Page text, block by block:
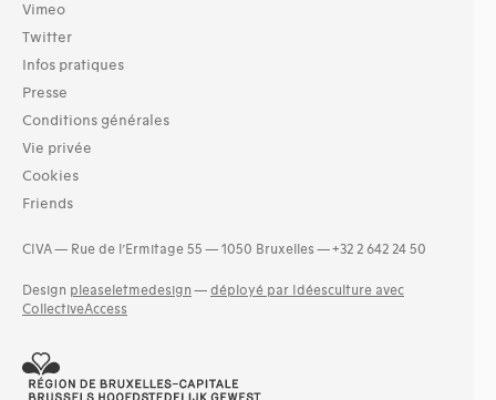
Vimeo
Twitter
Infos pratiques
Presse
Conditions générales
Vie privée
Cookies
Friends
CIVA — Rue de l’Ermitage 55 — 1050 Bruxelles — +32 2 642 24 50
Design pleaseletmedesign — déployé par Idéesculture avec
CollectiveAccess